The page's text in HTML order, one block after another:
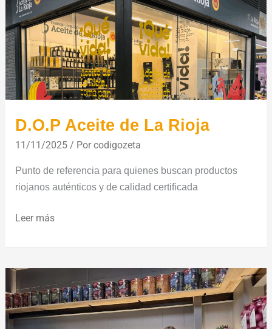
D.O.P Aceite de La Rioja
11/11/2025/ Porcodigozeta
Punto de referencia para quienes buscan productos
riojanos auténticos y de calidad certificada
La
Rioja
Leer más
Bacalaos
Veloz